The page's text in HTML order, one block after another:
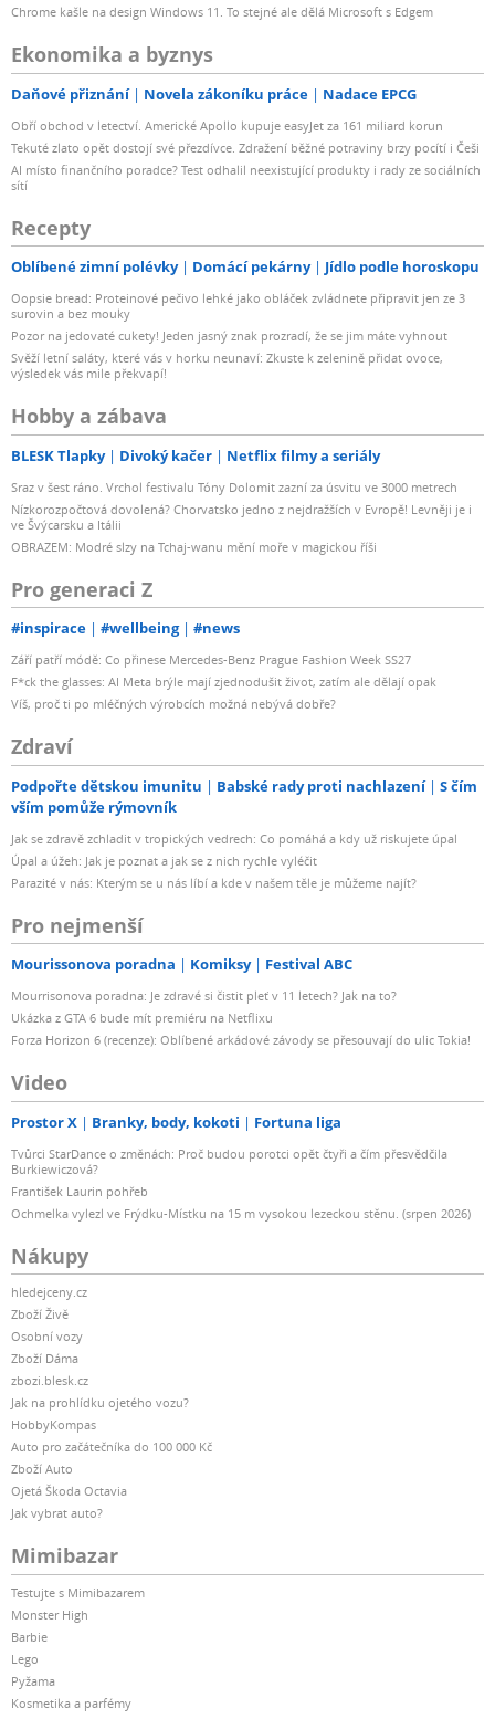
Chrome kašle na design Windows 11. To stejné ale dělá Microsoft s Edgem
Ekonomika a byznys
Daňové přiznání Novela zákoníku práce Nadace EPCG
Obří obchod v letectví. Americké Apollo kupuje easyJet za 161 miliard korun
Tekuté zlato opět dostojí své přezdívce. Zdražení běžné potraviny brzy pocítí i Češi
AI místo finančního poradce? Test odhalil neexistující produkty i rady ze sociálních
sítí
Recepty
Oblíbené zimní polévky Domácí pekárny Jídlo podle horoskopu
Oopsie bread: Proteinové pečivo lehké jako obláček zvládnete připravit jen ze 3
surovin a bez mouky
Pozor na jedovaté cukety! Jeden jasný znak prozradí, že se jim máte vyhnout
Svěží letní saláty, které vás v horku neunaví: Zkuste k zelenině přidat ovoce,
výsledek vás mile překvapí!
Hobby a zábava
BLESK Tlapky Divoký kačer Netflix filmy a seriály
Sraz v šest ráno. Vrchol festivalu Tóny Dolomit zazní za úsvitu ve 3000 metrech
Nízkorozpočtová dovolená? Chorvatsko jedno z nejdražších v Evropě! Levněji je i
ve Švýcarsku a Itálii
OBRAZEM: Modré slzy na Tchaj-wanu mění moře v magickou říši
Pro generaci Z
#inspirace #wellbeing #news
Září patří módě: Co přinese Mercedes-Benz Prague Fashion Week SS27
F*ck the glasses: AI Meta brýle mají zjednodušit život, zatím ale dělají opak
Víš, proč ti po mléčných výrobcích možná nebývá dobře?
Zdraví
Podpořte dětskou imunitu Babské rady proti nachlazení
S čím
vším pomůže rýmovník
Jak se zdravě zchladit v tropických vedrech: Co pomáhá a kdy už riskujete úpal
Úpal a úžeh: Jak je poznat a jak se z nich rychle vyléčit
Parazité v nás: Kterým se u nás líbí a kde v našem těle je můžeme najít?
Pro nejmenší
Mourissonova poradna Komiksy Festival ABC
Mourrisonova poradna: Je zdravé si čistit pleť v 11 letech? Jak na to?
Ukázka z GTA 6 bude mít premiéru na Netflixu
Forza Horizon 6 (recenze): Oblíbené arkádové závody se přesouvají do ulic Tokia!
Video
Prostor X Branky, body, kokoti Fortuna liga
Tvůrci StarDance o změnách: Proč budou porotci opět čtyři a čím přesvědčila
Burkiewiczová?
František Laurin pohřeb
Ochmelka vylezl ve Frýdku-Místku na 15 m vysokou lezeckou stěnu. (srpen 2026)
Nákupy
hledejceny.cz
Zboží Živě
Osobní vozy
Zboží Dáma
zbozi.blesk.cz
Jak na prohlídku ojetého vozu?
HobbyKompas
Auto pro začátečníka do 100 000 Kč
Zboží Auto
Ojetá Škoda Octavia
Jak vybrat auto?
Mimibazar
Testujte s Mimibazarem
Monster High
Barbie
Lego
Pyžama
Kosmetika a parfémy